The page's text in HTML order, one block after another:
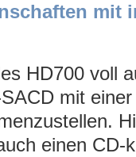
mit
HD700 voll
mit
einen CD-